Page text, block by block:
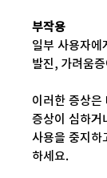
부작용
일부 사용자에
발진, 가려움
이러한 증상은
증상이 심하거
사용을 중지하
하세요.